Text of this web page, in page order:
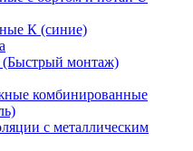
К (синие)
(Быстрый монтаж)
комбинированные
с металлическим